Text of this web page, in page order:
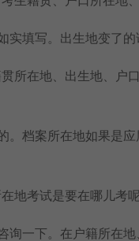
填写。出生地变了的
在地、出生地、户
档案所在地如果是应
地考试是要在哪儿考
一下。在户籍所在地